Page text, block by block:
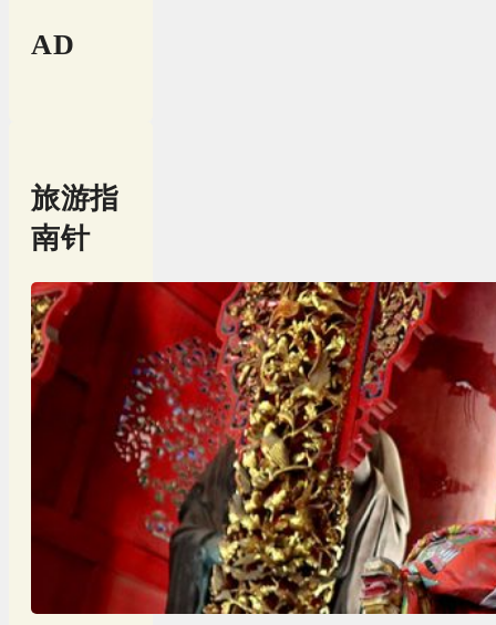
AD
旅游指
南针